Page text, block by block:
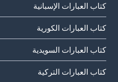
كتاب العبارات الإسبانية
كتاب العبارات الكورية
كتاب العبارات السويدية
كتاب العبارات التركية